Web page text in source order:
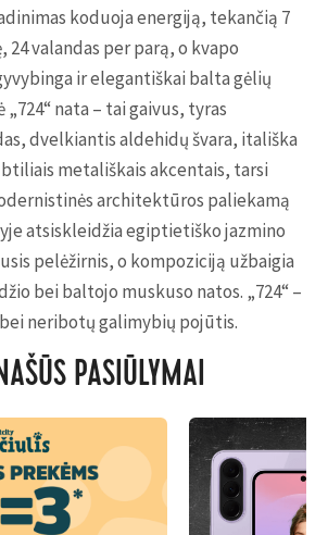
koduoja energiją, tekančią 7
24 valandas per parą, o kvapo
ir elegantiškai balta gėlių
nata – tai gaivus, tyras
dvelkiantis aldehidų švara, itališka
metališkais akcentais, tarsi
architektūros paliekamą
atsiskleidžia egiptietiško jazmino
pelėžirnis, o kompoziciją užbaigia
bei baltojo muskuso natos. „724“ –
neribotų galimybių pojūtis.
PASIŪLYMAI